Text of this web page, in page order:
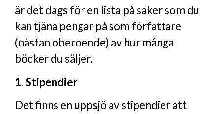
är det dags för en lista på saker som du
kan tjäna pengar på som författare
(nästan oberoende) av hur många
böcker du säljer.
1. Stipendier
Det finns en uppsjö av stipendier att